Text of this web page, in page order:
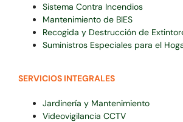
Sistema Contra Incendios
Mantenimiento de BIES
Recogida y Destrucción de
Suministros Especiales para el
SERVICIOS INTEGRALES
Jardinería y Mantenimiento
Videovigilancia CCTV